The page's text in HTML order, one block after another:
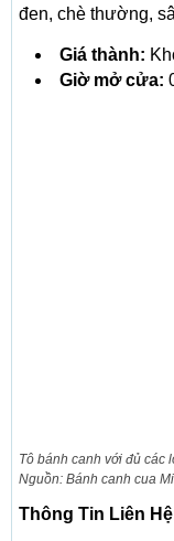
đen, chè thường,
Giá thành:
Giờ mở cửa:
Tô bánh canh với đủ các
Nguồn: Bánh canh cua
Thông Tin Liên